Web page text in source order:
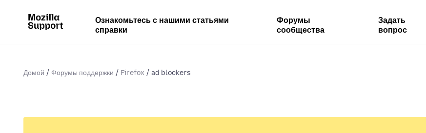
Ознакомьтесь с нашими статьями
справки
Форумы
сообщества
Задать
вопрос
Домой Форумы поддержки Firefox ad blockers